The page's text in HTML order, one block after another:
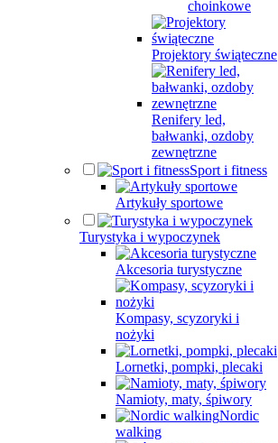
choinkowe
Projektory świąteczne
Renifery led,
bałwanki, ozdoby
zewnętrzne
Sport i fitness
Artykuły sportowe
Turystyka i wypoczynek
Akcesoria turystyczne
Kompasy, scyzoryki i
nożyki
Lornetki, pompki, plecaki
Namioty, maty, śpiwory
Nordic
walking